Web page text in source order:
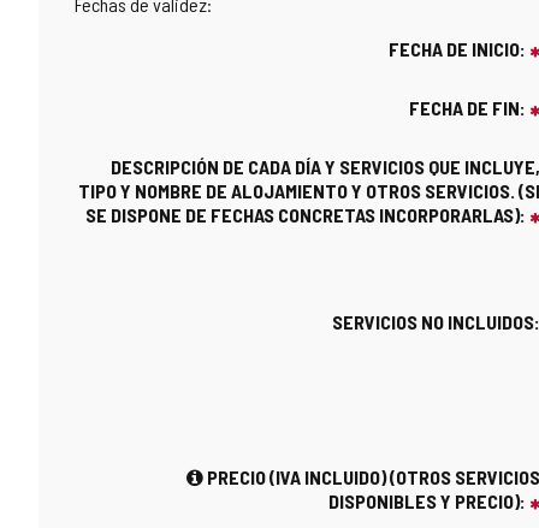
FECHA DE INICIO:
FECHA DE FIN:
DESCRIPCIÓN DE CADA DÍA Y SERVICIOS QUE INCLUYE,
TIPO Y NOMBRE DE ALOJAMIENTO Y OTROS SERVICIOS. (SI
SE DISPONE DE FECHAS CONCRETAS INCORPORARLAS):
SERVICIOS NO INCLUIDOS:
PRECIO (IVA INCLUIDO) (OTROS SERVICIOS
DISPONIBLES Y PRECIO):